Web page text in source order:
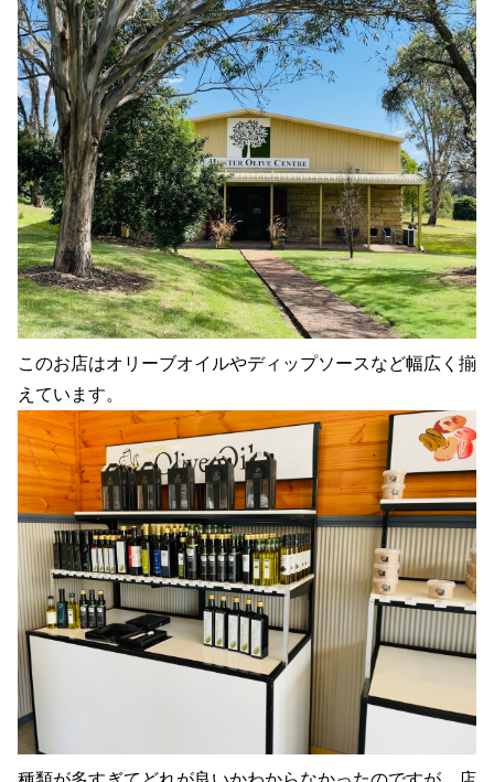
このお店はオリーブオイルやディップソースなど幅広く揃
えています。